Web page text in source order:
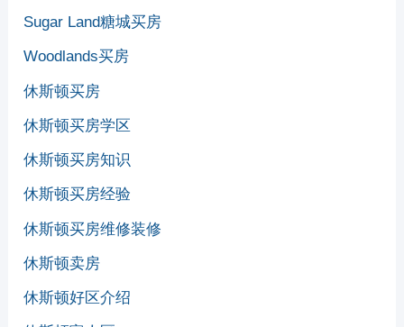
Sugar Land糖城买房
Woodlands买房
休斯顿买房
休斯顿买房学区
休斯顿买房知识
休斯顿买房经验
休斯顿买房维修装修
休斯顿卖房
休斯顿好区介绍